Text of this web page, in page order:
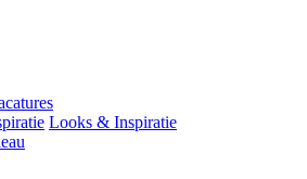
Looks & Inspiratie